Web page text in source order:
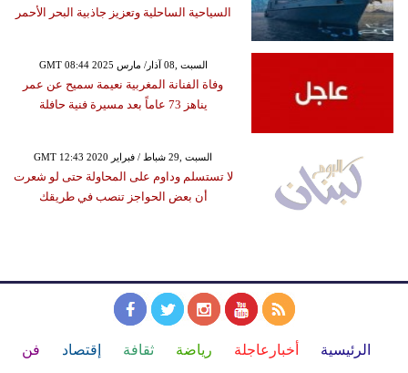
السياحية الساحلية وتعزيز جاذبية البحر الأحمر
GMT 08:44 2025 السبت ,08 آذار/ مارس
وفاة الفنانة المغربية نعيمة سميح عن عمر
يناهز 73 عاماً بعد مسيرة فنية حافلة
GMT 12:43 2020 السبت ,29 شباط / فبراير
لا تستسلم وداوم على المحاولة حتى لو شعرت
أن بعض الحواجز تنصب في طريقك
الرئيسية أخبارعاجلة رياضة ثقافة إقتصاد فن